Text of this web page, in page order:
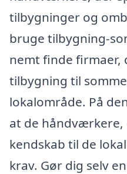
tilbygninger og
bruge tilbygning-
nemt finde firmaer,
tilbygning til
lokalområde. På
at de håndværkere,
kendskab til de
krav. Gør dig selv